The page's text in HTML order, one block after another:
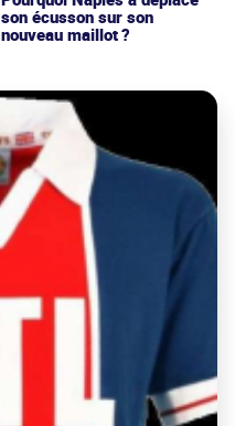
son écusson sur son
nouveau maillot ?